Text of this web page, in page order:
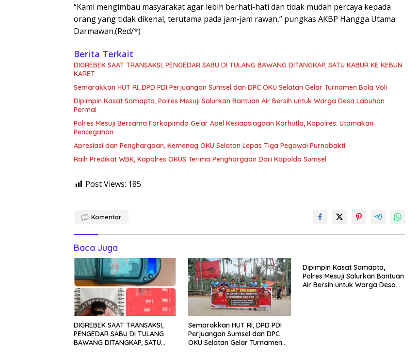
“Kami mengimbau masyarakat agar lebih berhati-hati dan tidak mudah percaya kepada
orang yang tidak dikenal, terutama pada jam-jam rawan,” pungkas AKBP Hangga Utama
Darmawan.(Red/*)
Berita Terkait
DIGREBEK SAAT TRANSAKSI, PENGEDAR SABU DI TULANG BAWANG DITANGKAP, SATU KABUR KE KEBUN
KARET
Semarakkan HUT RI, DPD PDI Perjuangan Sumsel dan DPC OKU Selatan Gelar Turnamen Bola Voli
Dipimpin Kasat Samapta, Polres Mesuji Salurkan Bantuan Air Bersih untuk Warga Desa Labuhan
Permai
Polres Mesuji Bersama Forkopimda Gelar Apel Kesiapsiagaan Karhutla, Kapolres: Utamakan
Pencegahan
Apresiasi dan Penghargaan, Kemenag OKU Selatan Lepas Tiga Pegawai Purnabakti
Raih Predikat WBK, Kapolres OKUS Terima Penghargaan Dari Kapolda Sumsel
Post Views: 185
Komentar
Baca Juga
DIGREBEK SAAT TRANSAKSI,
PENGEDAR SABU DI TULANG
BAWANG DITANGKAP, SATU
Semarakkan HUT RI, DPD PDI
Perjuangan Sumsel dan DPC
OKU Selatan Gelar Turnamen
Dipimpin Kasat Samapta,
Polres Mesuji Salurkan Bantuan
Air Bersih untuk Warga Desa